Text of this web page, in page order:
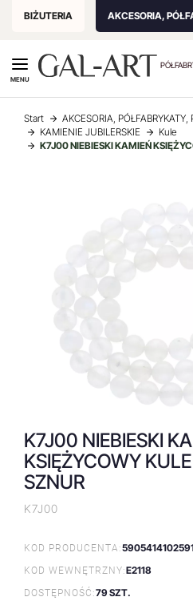
BIŻUTERIA AKCESORIA,
MENU
Start
AKCESORIA, PÓŁFABRYKATY,
KAMIENIE JUBILERSKIE
Kule
K7J00 NIEBIESKI KAMIEŃ
K7J00 NIEBIESKI
KSIĘŻYCOWY
SZNUR
K7J00
KOD PRODUCENTA:
KOD WEWNĘTRZNY:E2118
DOSTĘPNOŚĆ:79 SZT.